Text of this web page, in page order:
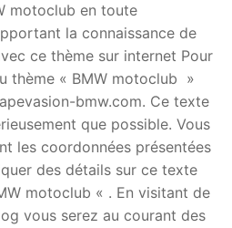
motoclub en toute
la connaissance de
ce thème sur internet Pour
thème « BMW motoclub »
bmw.com. Ce texte
que possible. Vous
les coordonnées présentées
des détails sur ce texte
motoclub « . En visitant de
vous serez au courant des